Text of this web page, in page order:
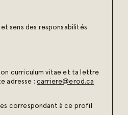
sens des responsabilités
curriculum vitae et ta lettre
adresse : carriere@erod.ca
correspondant à ce profil